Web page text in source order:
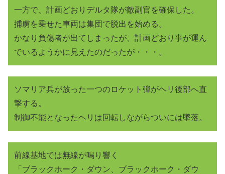
一方で、計画どおりデルタ隊が敵副官を確保した。
捕虜を乗せた車両は集団で脱出を始める。
かなり負傷者が出てしまったが、計画どおり事が運ん
でいるようかに見えたのだったが・・・。
ソマリア兵が放った一つのロケット弾がヘリ後部へ直
撃する。
制御不能となったヘリは回転しながらついには墜落。
前線基地では無線が鳴り響く
「ブラックホーク・ダウン、ブラックホーク・ダウ